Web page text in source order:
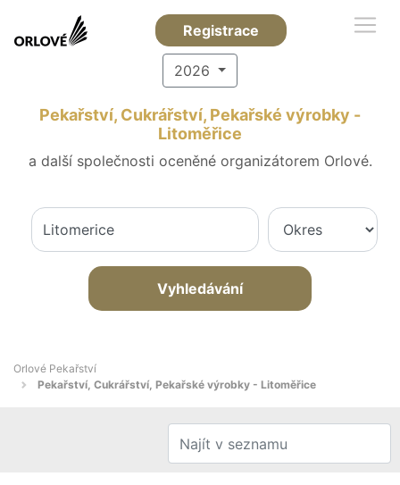
Registrace
2026
Pekařství, Cukrářství, Pekařské výrobky -
Litoměřice
a další společnosti oceněné organizátorem Orlové.
Vyhledávání
Orlové Pekařství
Pekařství, Cukrářství, Pekařské výrobky - Litoměřice